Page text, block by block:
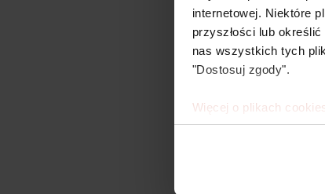
internetowej. Niektóre
przyszłości lub
nas wszystkich tych
"Dostosuj zgody".
Więcej o plikach